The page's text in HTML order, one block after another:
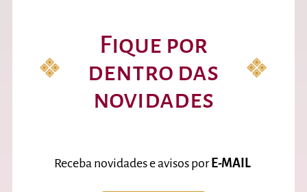
Fique por
dentro das
novidades
Receba novidades e avisos porE-MAIL